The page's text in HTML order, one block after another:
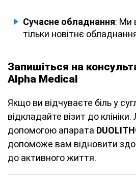
Сучасне обладнання: Ми
тільки новітнє
Запишіться на
Alpha Medical
Якщо ви відчуваєте біль у
відкладайте візит до клініки.
допомогою апарата
допоможе вам відновити
до активного життя.